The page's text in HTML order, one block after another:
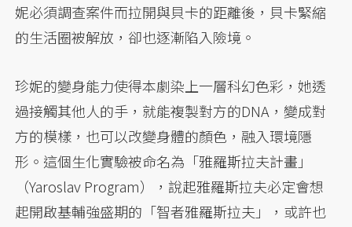
妮必須調查案件而拉開與貝卡的距離後，貝卡緊縮
的生活圈被解放，卻也逐漸陷入險境。
珍妮的變身能力使得本劇染上一層科幻色彩，她透
過接觸其他人的手，就能複製對方的DNA，變成對
方的模樣，也可以改變身體的顏色，融入環境隱
形。這個生化實驗被命名為「雅羅斯拉夫計畫」
（Yaroslav Program），說起雅羅斯拉夫必定會想
起開啟基輔強盛期的「智者雅羅斯拉夫」，或許也